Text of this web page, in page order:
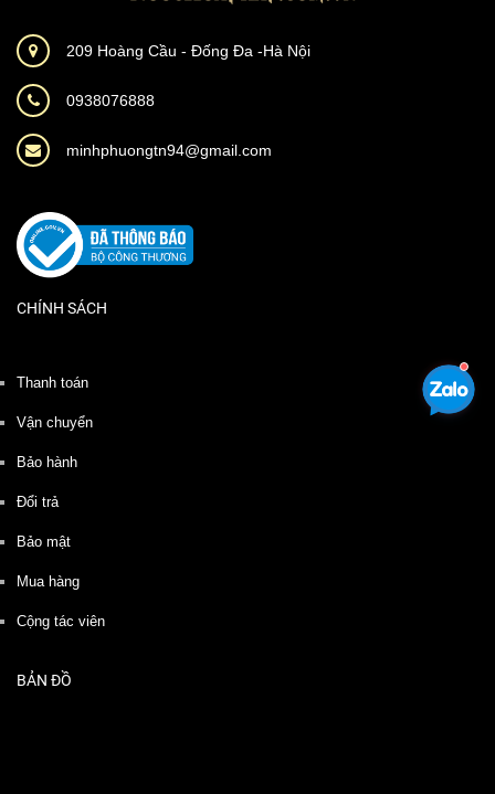
209 Hoàng Cầu - Đống Đa -Hà Nội
0938076888
minhphuongtn94@gmail.com
CHÍNH SÁCH
Thanh toán
Vận chuyển
Bảo hành
Đổi trả
Bảo mật
Mua hàng
Cộng tác viên
BẢN ĐỒ